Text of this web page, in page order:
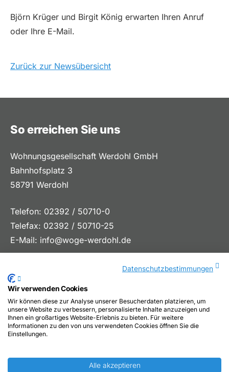
Björn Krüger und Birgit König erwarten Ihren Anruf
oder Ihre E-Mail.
Zurück zur Newsübersicht
So erreichen Sie uns
Wohnungsgesellschaft Werdohl GmbH
Bahnhofsplatz 3
58791 Werdohl
Telefon: 02392 / 50710-0
Telefax: 02392 / 50710-25
E-Mail: info@woge-werdohl.de
Datenschutzbestimmungen
Wir verwenden Cookies
Wir können diese zur Analyse unserer Besucherdaten platzieren, um
unsere Website zu verbessern, personalisierte Inhalte anzuzeigen und
Ihnen ein großartiges Website-Erlebnis zu bieten. Für weitere
Informationen zu den von uns verwendeten Cookies öffnen Sie die
Einstellungen.
Alle akzeptieren